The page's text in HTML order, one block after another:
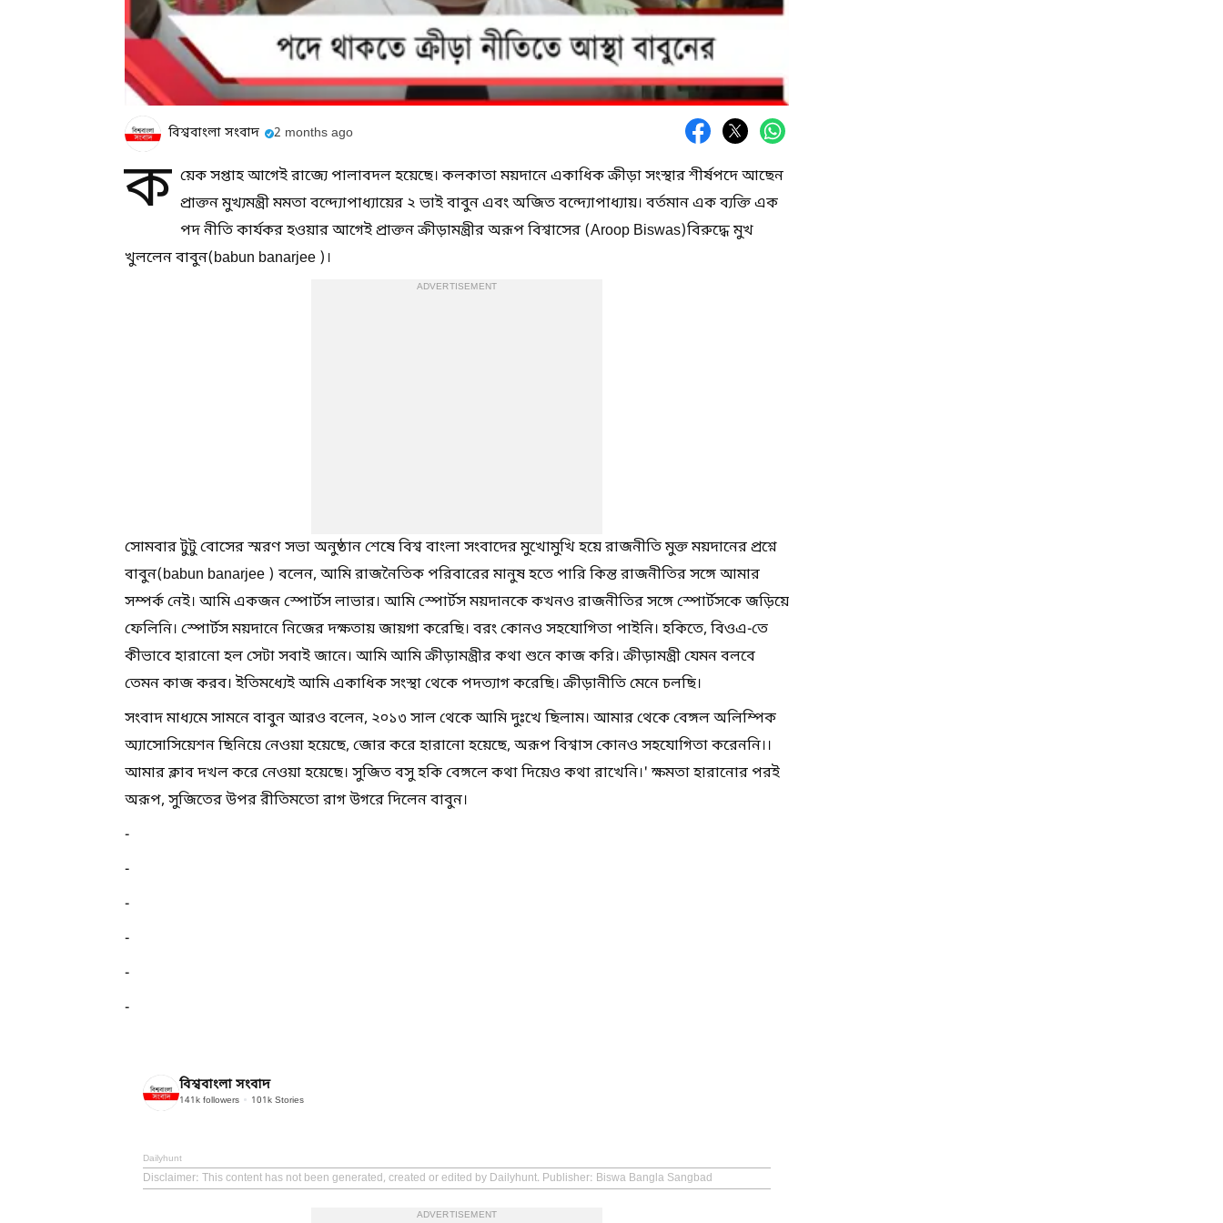
বিশ্ববাংলা সংবাদ 2 months ago
ক য়েক সপ্তাহ আগেই রাজ্যে পালাবদল হয়েছে। কলকাতা ময়দানে একাধিক ক্রীড়া সংস্থার শীর্ষপদে আছেন
প্রাক্তন মুখ্যমন্ত্রী মমতা বন্দ্যোপাধ্যায়ের ২ ভাই বাবুন এবং অজিত বন্দ্যোপাধ্যায়। বর্তমান এক ব্যক্তি এক
পদ নীতি কার্যকর হওয়ার আগেই প্রাক্তন ক্রীড়ামন্ত্রীর অরূপ বিশ্বাসের (Aroop Biswas)বিরুদ্ধে মুখ
খুললেন বাবুন(babun banarjee )।
ADVERTISEMENT
সোমবার টুটু বোসের স্মরণ সভা অনুষ্ঠান শেষে বিশ্ব বাংলা সংবাদের মুখোমুখি হয়ে রাজনীতি মুক্ত ময়দানের প্রশ্নে
বাবুন(babun banarjee ) বলেন, আমি রাজনৈতিক পরিবারের মানুষ হতে পারি কিন্ত রাজনীতির সঙ্গে আমার
সম্পর্ক নেই। আমি একজন স্পোর্টস লাভার। আমি স্পোর্টস ময়দানকে কখনও রাজনীতির সঙ্গে স্পোর্টসকে জড়িয়ে
ফেলিনি। স্পোর্টস ময়দানে নিজের দক্ষতায় জায়গা করেছি। বরং কোনও সহযোগিতা পাইনি। হকিতে, বিওএ-তে
কীভাবে হারানো হল সেটা সবাই জানে। আমি আমি ক্রীড়ামন্ত্রীর কথা শুনে কাজ করি। ক্রীড়ামন্ত্রী যেমন বলবে
তেমন কাজ করব। ইতিমধ্যেই আমি একাধিক সংস্থা থেকে পদত্যাগ করেছি। ক্রীড়ানীতি মেনে চলছি।
সংবাদ মাধ্যমে সামনে বাবুন আরও বলেন, ২০১৩ সাল থেকে আমি দুঃখে ছিলাম। আমার থেকে বেঙ্গল অলিম্পিক
অ্যাসোসিয়েশন ছিনিয়ে নেওয়া হয়েছে, জোর করে হারানো হয়েছে, অরূপ বিশ্বাস কোনও সহযোগিতা করেননি।।
আমার ক্লাব দখল করে নেওয়া হয়েছে। সুজিত বসু হকি বেঙ্গলে কথা দিয়েও কথা রাখেনি।' ক্ষমতা হারানোর পরই
অরূপ, সুজিতের উপর রীতিমতো রাগ উগরে দিলেন বাবুন।
-
-
-
-
-
-
বিশ্ববাংলা সংবাদ
141k followers 101k Stories
Dailyhunt
Disclaimer: This content has not been generated, created or edited by Dailyhunt. Publisher: Biswa Bangla Sangbad
ADVERTISEMENT